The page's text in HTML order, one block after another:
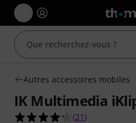
Autres accessoires mobiles
IK Multimedia
4.2 étoiles sur
(21 )